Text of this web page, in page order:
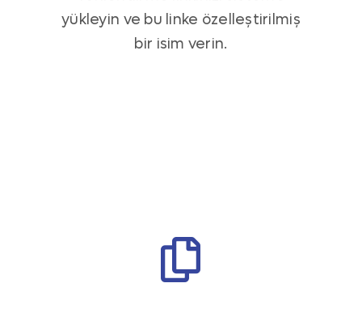
yükleyin ve bu linke özelleştirilmiş
bir isim verin.